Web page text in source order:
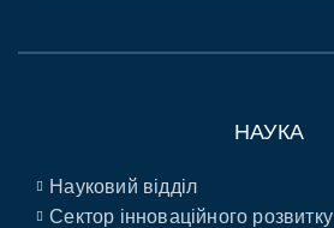
НАУКА
Науковий відділ
Сектор інноваційного розвитку